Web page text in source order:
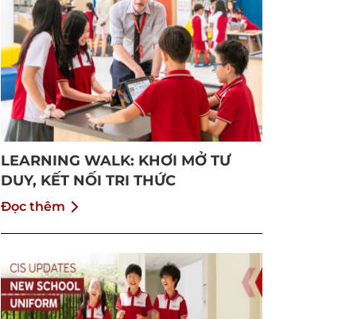
LEARNING WALK: KHƠI MỞ TƯ
DUY, KẾT NỐI TRI THỨC
Đọc thêm